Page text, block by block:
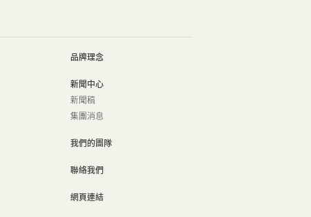
品牌理念
新聞中心
新聞稿
集團消息
我們的團隊
聯絡我們
網頁連結